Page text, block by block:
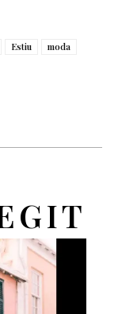
Estiu
moda